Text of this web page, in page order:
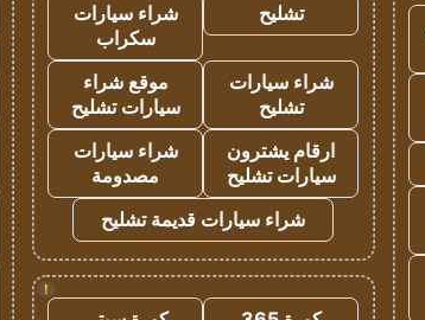
تشليح
شراء سيارات
سكراب
شراء سيارات
تشليح
موقع شراء
سيارات تشليح
ارقام يشترون
سيارات تشليح
شراء سيارات
مصدومة
شراء سيارات قديمة تشليح
!